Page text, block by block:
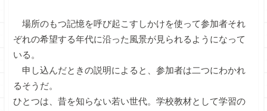
場所のもつ記憶を呼び起こすしかけを使って参加者それ
ぞれの希望する年代に沿った風景が見られるようになって
いる。
申し込んだときの説明によると、参加者は二つにわかれ
るそうだ。
ひとつは、昔を知らない若い世代。学校教材として学習の